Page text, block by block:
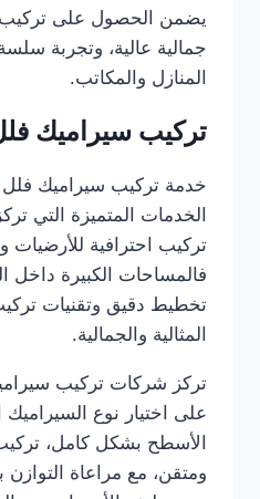
يضمن الحصول على تركيب
جمالية عالية، وتجربة
المنازل والمكاتب.
تركيب سيراميك
خدمة تركيب سيراميك فلل
الخدمات المتميزة التي
تركيب احترافية للأرضيات
فالمساحات الكبيرة داخل
تخطيط دقيق وتقنيات
المثالية والجمالية.
تركز شركات تركيب
على اختيار نوع السيراميك
الأسطح بشكل كامل،
ومتقن، مع مراعاة التوازن